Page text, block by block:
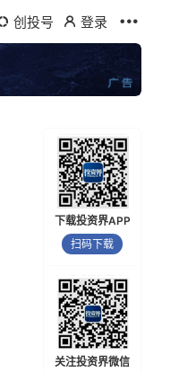
创投号 登录
下载投资界APP
扫码下载
关注投资界微信